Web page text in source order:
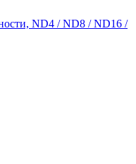
ND4 / ND8 / ND16 /